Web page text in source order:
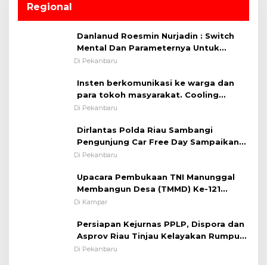
Regional
Danlanud Roesmin Nurjadin : Switch
Mental Dan Parameternya Untuk
Melaksanakan ✈
Di Pekanbaru
Insten berkomunikasi ke warga dan
para tokoh masyarakat. Cooling
System OMP LK ²024 Polsek Rumbai,
Pentingnya Memelihara dan Menjaga
Situasi Kondusif
Di Pekanbaru
Dirlantas Polda Riau Sambangi
Pengunjung Car Free Day Sampaikan
Pesan Edukasi Kamtibmas &
Di Pekanbaru
Upacara Pembukaan TNI Manunggal
Membangun Desa (TMMD) Ke-121
Kodim 0313/KPR Tahun 2024) ?
Di Kampar
Persiapan Kejurnas PPLP, Dispora dan
Asprov Riau Tinjau Kelayakan Rumput
Lapangan Sepakbola
Di Pekanbaru